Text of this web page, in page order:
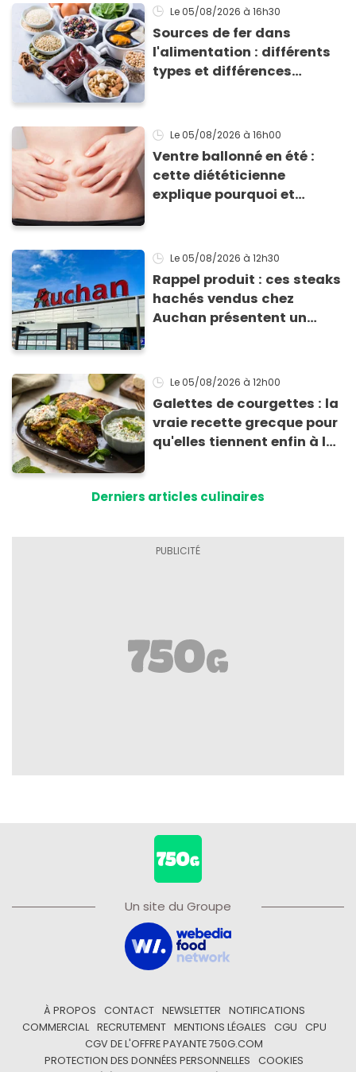
Le 05/08/2026 à 16h30
Sources de fer dans
l'alimentation : différents
types et différences
Le 05/08/2026 à 16h00
Ventre ballonné en été :
cette diététicienne
explique pourquoi et
Le 05/08/2026 à 12h30
Rappel produit : ces steaks
hachés vendus chez
Auchan présentent un
Le 05/08/2026 à 12h00
Galettes de courgettes : la
vraie recette grecque pour
qu'elles tiennent enfin à la
Derniers articles culinaires
Un site du Groupe
À PROPOS CONTACT NEWSLETTER
NOTIFICATIONS
COMMERCIAL
RECRUTEMENT MENTIONS LÉGALES CGU
CPU
CGV DE L'OFFRE PAYANTE 750G.COM
PROTECTION DES DONNÉES PERSONNELLES
COOKIES